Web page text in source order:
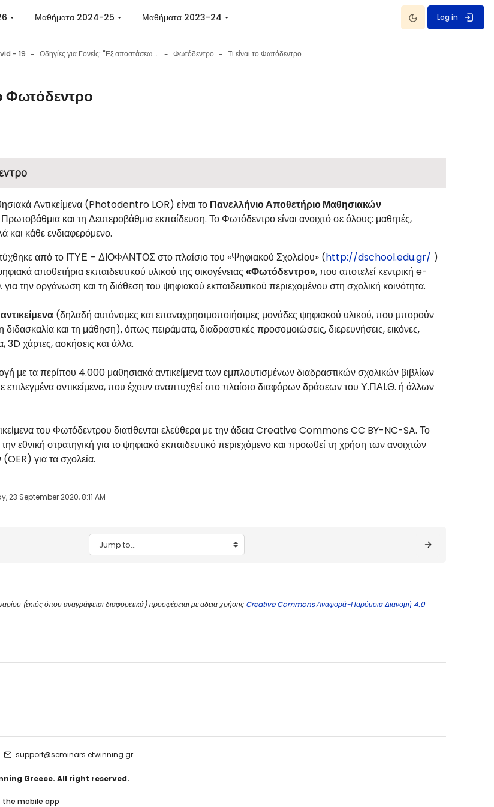
Μαθήματα 2024-25 Μαθήματα 2023-24 Dark Mode
Log in
- 19 Οδηγίες για Γονείς: "Εξ αποστάσεως εκπαίδευση στο σχολείο: Εργαλεία - Συμβουλές - Ψυχολογική υποστήριξη μαθητών" Φωτόδεντρο Τι είναι το Φωτόδεντρο
Φωτόδεντρο
Αντικείμενα (Photodentro LOR) είναι το Πανελλήνιο Αποθετήριο Μαθησιακών
Πρωτοβάθμια και τη Δευτεροβάθμια εκπαίδευση. Το Φωτόδεντρο είναι ανοιχτό σε όλους: μαθητές,
και κάθε ενδιαφερόμενο.
από το ΙΤΥΕ – ΔΙΟΦΑΝΤΟΣ στο πλαίσιο του «Ψηφιακού Σχολείου» (http://dschool.edu.gr/ )
αποθετήρια εκπαιδευτικού υλικού της οικογένειας «Φωτόδεντρο», που αποτελεί κεντρική e-
την οργάνωση και τη διάθεση του ψηφιακού εκπαιδευτικού περιεχομένου στη σχολική κοινότητα.
(δηλαδή αυτόνομες και επαναχρησιμοποιήσιμες μονάδες ψηφιακού υλικού, που μπορούν
διδασκαλία και τη μάθηση), όπως πειράματα, διαδραστικές προσομοιώσεις, διερευνήσεις, εικόνες,
3D χάρτες, ασκήσεις και άλλα.
με τα περίπου 4.000 μαθησιακά αντικείμενα των εμπλουτισμένων διαδραστικών σχολικών βιβλίων
επιλεγμένα αντικείμενα, που έχουν αναπτυχθεί στο πλαίσιο διαφόρων δράσεων του Υ.ΠΑΙ.Θ. ή άλλων
του Φωτόδεντρου διατίθενται ελεύθερα με την άδεια Creative Commons CC BY-NC-SA. Το
εθνική στρατηγική για το ψηφιακό εκπαιδευτικό περιεχόμενο και προωθεί τη χρήση των ανοιχτών
για τα σχολεία.
September 2020, 8:11 AM
Jump to...
(εκτός όπου αναγράφεται διαφορετικά) προσφέρεται με αδεια χρήσης Creative Commons Αναφορά-Παρόμοια Διανομή 4.0
support@seminars.etwinning.gr
Greece. All right reserved.
the mobile app